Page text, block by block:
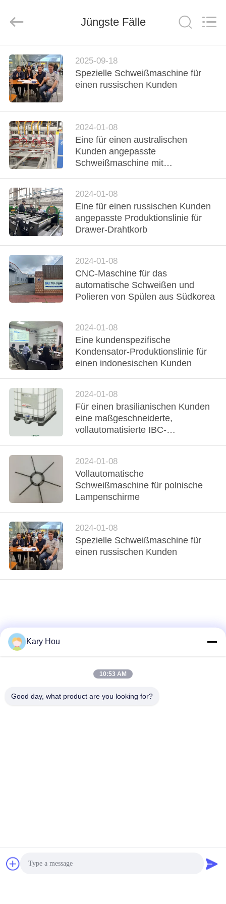
HAUS
PRODUKTE
ÜBER
UNS
FABRIK-
AUSFLUG
QUALITÄTSKONTROLLE
TRETEN
SIE
MIT
UNS
IN
VERBINDUNG
NACHRICHTEN
FÄLLE
FORDERN
SIE EIN
ZITAT
SEITENVERZEICHNIS
DATENSCHUTZ-
BESTIMMUNGEN
INC..
Jüngste Fälle
2025-09-18
Spezielle Schweißmaschine für
einen russischen Kunden
2024-01-08
Eine für einen australischen
Kunden angepasste
Schweißmaschine mit
2024-01-08
Eine für einen russischen Kunden
angepasste Produktionslinie für
Drawer-Drahtkorb
2024-01-08
CNC-Maschine für das
automatische Schweißen und
Polieren von Spülen aus Südkorea
2024-01-08
Eine kundenspezifische
Kondensator-Produktionslinie für
einen indonesischen Kunden
2024-01-08
Für einen brasilianischen Kunden
eine maßgeschneiderte,
vollautomatisierte IBC-
2024-01-08
Vollautomatische
Schweißmaschine für polnische
Lampenschirme
2024-01-08
Spezielle Schweißmaschine für
einen russischen Kunden
Kondensator-
Kary Hou
10:53 AM
Good day, what product are you looking for?